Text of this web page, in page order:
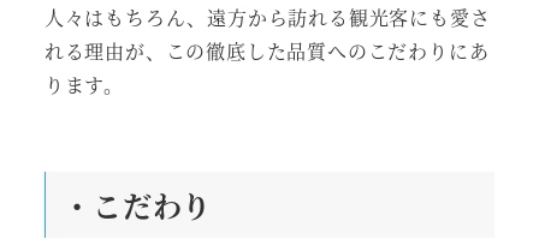
人々はもちろん、遠方から訪れる観光客にも愛さ
れる理由が、この徹底した品質へのこだわりにあ
ります。
・こだわり